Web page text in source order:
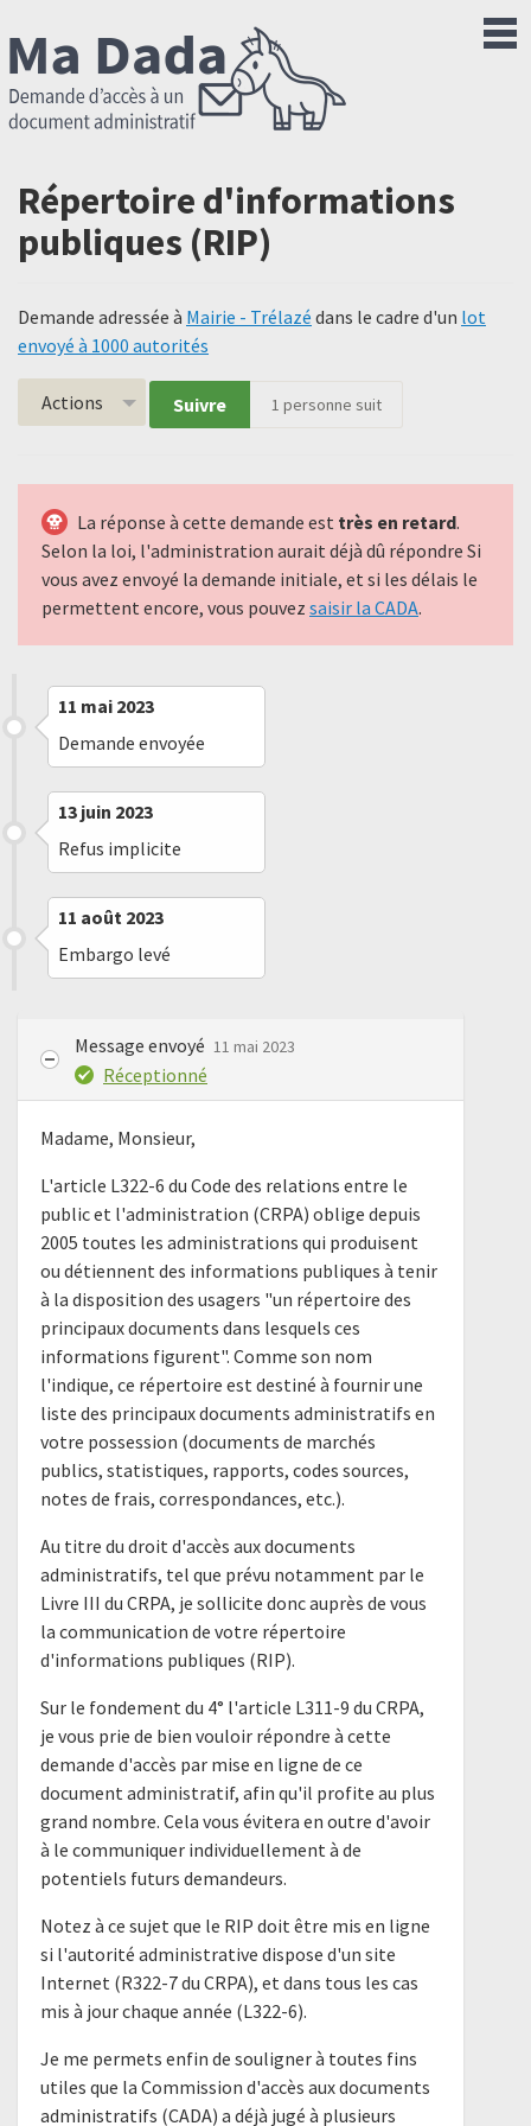
Répertoire d'informations
publiques (RIP)
Demande adressée à Mairie - Trélazé dans le cadre d'un lot
envoyé à 1000 autorités
Actions Suivre 1 personne suit
La réponse à cette demande est très en retard.
Selon la loi, l'administration aurait déjà dû répondre Si
vous avez envoyé la demande initiale, et si les délais le
permettent encore, vous pouvez saisir la CADA.
11 mai 2023
Demande envoyée
13 juin 2023
Refus implicite
11 août 2023
Embargo levé
Message envoyé 11 mai 2023
Réceptionné
Madame, Monsieur,
L'article L322-6 du Code des relations entre le
public et l'administration (CRPA) oblige depuis
2005 toutes les administrations qui produisent
ou détiennent des informations publiques à tenir
à la disposition des usagers "un répertoire des
principaux documents dans lesquels ces
informations figurent". Comme son nom
l'indique, ce répertoire est destiné à fournir une
liste des principaux documents administratifs en
votre possession (documents de marchés
publics, statistiques, rapports, codes sources,
notes de frais, correspondances, etc.).
Au titre du droit d'accès aux documents
administratifs, tel que prévu notamment par le
Livre III du CRPA, je sollicite donc auprès de vous
la communication de votre répertoire
d'informations publiques (RIP).
Sur le fondement du 4° l'article L311-9 du CRPA,
je vous prie de bien vouloir répondre à cette
demande d'accès par mise en ligne de ce
document administratif, afin qu'il profite au plus
grand nombre. Cela vous évitera en outre d'avoir
à le communiquer individuellement à de
potentiels futurs demandeurs.
Notez à ce sujet que le RIP doit être mis en ligne
si l'autorité administrative dispose d'un site
Internet (R322-7 du CRPA), et dans tous les cas
mis à jour chaque année (L322-6).
Je me permets enfin de souligner à toutes fins
utiles que la Commission d'accès aux documents
administratifs (CADA) a déjà jugé à plusieurs